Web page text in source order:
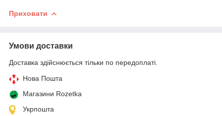
Приховати
Умови доставки
Доставка здійснюється тільки по передоплаті.
Нова Пошта
Магазини Rozetka
Укрпошта